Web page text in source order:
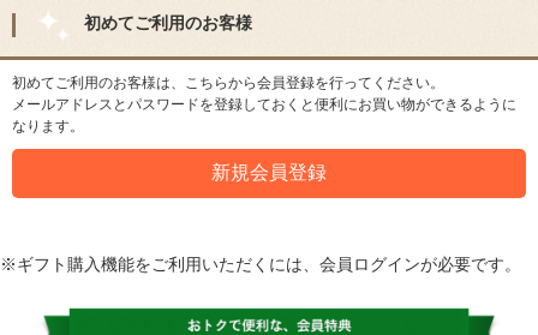
初めてご利用のお客様
初めてご利用のお客様は、こちらから会員登録を行ってください。
メールアドレスとパスワードを登録しておくと便利にお買い物ができるように
なります。
※ギフト購入機能をご利用いただくには、会員ログインが必要です。